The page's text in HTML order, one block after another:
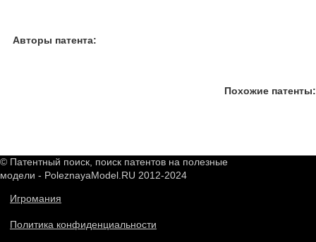
Авторы патента:
Похожие патенты:
© Патентный поиск, поиск патентов на полезные
модели - PoleznayaModel.RU 2012-2024
Игромания
Политика конфиденциальности